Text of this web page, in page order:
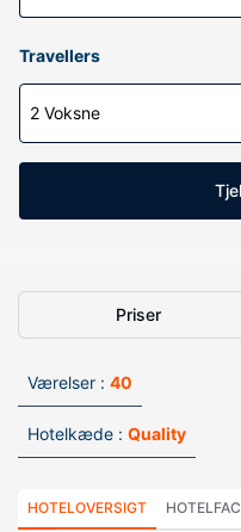
Travellers
2 Voksne
Priser
Værelser : 40
Hotelkæde : Quality
HOTELOVERSIGT